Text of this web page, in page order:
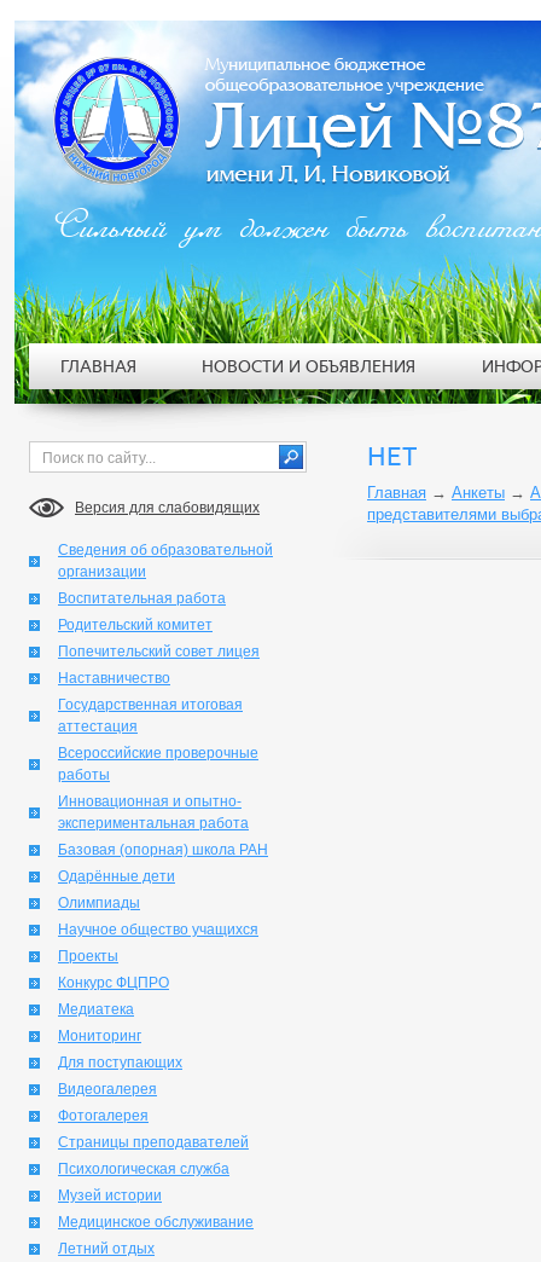
Версия для слабовидящих
Сведения об образовательной
организации
Воспитательная работа
Родительский комитет
Попечительский совет лицея
Наставничество
Государственная итоговая
аттестация
Всероссийские проверочные
работы
Инновационная и опытно-
экспериментальная работа
Базовая (опорная) школа РАН
Одарённые дети
Олимпиады
Научное общество учащихся
Проекты
Конкурс ФЦПРО
Медиатека
Мониторинг
Для поступающих
Видеогалерея
Фотогалерея
Страницы преподавателей
Психологическая служба
Музей истории
Медицинское обслуживание
Летний отдых
НЕТ
Главная → Анкеты →
представителями
Сильный ум должен быть
ГЛАВНАЯ НОВОСТИ И ОБЪЯВЛЕНИЯ